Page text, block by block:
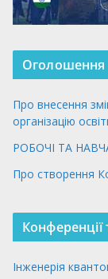
Оголошення
Про внесення
організацію
РОБОЧІ ТА
Про створення
Конференції
Інженерія